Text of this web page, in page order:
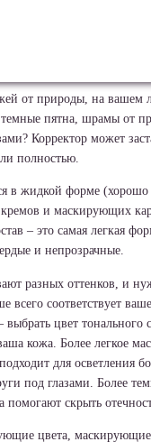
от природы, на вашем
темные пятна, шрамы от
Корректор может
полностью.
в жидкой форме (хорошо
и маскирующих
– это самая легкая
и непрозрачные.
разных оттенков, и
всего соответствует
цвет тонального
кожа. Более легкое
для осветления
под глазами. Более
скрыть
цвета, маскирующие